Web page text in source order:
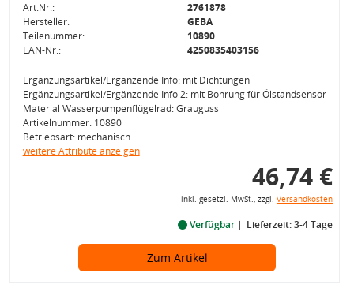
Art.Nr.:
2761878
Hersteller:
GEBA
Teilenummer:
10890
EAN-Nr.:
4250835403156
Ergänzungsartikel/Ergänzende Info: mit Dichtungen
Ergänzungsartikel/Ergänzende Info 2: mit Bohrung für Ölstandsensor
Material Wasserpumpenflügelrad: Grauguss
Artikelnummer: 10890
Betriebsart: mechanisch
weitere Attribute anzeigen
46,74 €
inkl. gesetzl. MwSt., zzgl. Versandkosten
Verfügbar Lieferzeit: 3-4 Tage
Zum Artikel